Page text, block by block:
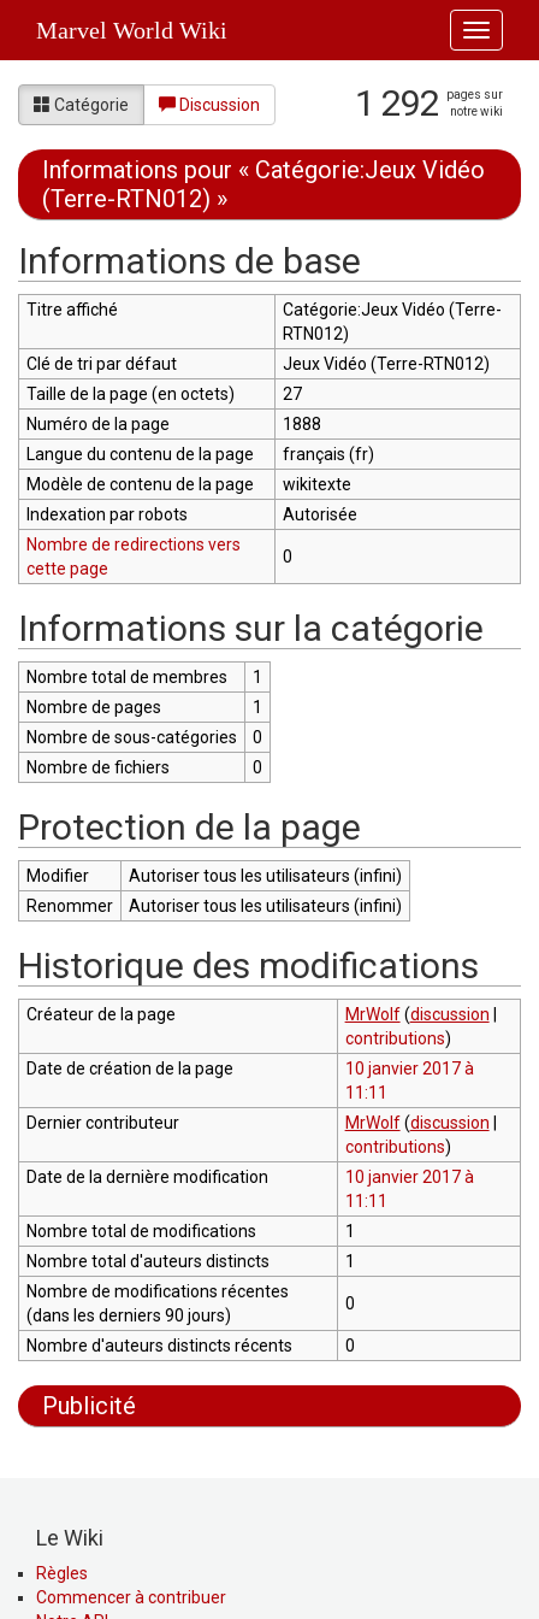
Toggle
Marvel World Wiki
Catégorie Discussion 1 292
pages sur
notre wiki
Informations pour « Catégorie:Jeux Vidéo
(Terre-RTN012) »
Informations de base
Titre affiché
Catégorie:Jeux Vidéo (Terre-
RTN012)
Clé de tri par défaut
Jeux Vidéo (Terre-RTN012)
Taille de la page (en octets)
27
Numéro de la page
1888
Langue du contenu de la page
français (fr)
Modèle de contenu de la page
wikitexte
Indexation par robots
Autorisée
Nombre de redirections vers
cette page
0
Informations sur la catégorie
Nombre total de membres
1
Nombre de pages
1
Nombre de sous-catégories
0
Nombre de fichiers
0
Protection de la page
Modifier
Autoriser tous les utilisateurs (infini)
Renommer
Autoriser tous les utilisateurs (infini)
Historique des modifications
Créateur de la page MrWolf (discussion
contributions)
Date de création de la page
10 janvier 2017 à
11:11
Dernier contributeur
MrWolf (discussion
contributions)
Date de la dernière modification
10 janvier 2017 à
11:11
Nombre total de modifications
1
Nombre total d'auteurs distincts
1
Nombre de modifications récentes
(dans les derniers 90 jours)
0
Nombre d'auteurs distincts récents 0
Publicité
Le Wiki
Règles
Commencer à contribuer